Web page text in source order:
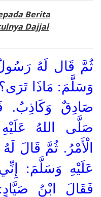
Berita
Dajjal
ثُمَّ قَال لَهُ
وَسَلَّمَ: مَاذَا
صَادِقٌ وَكَاذِبٌ.
صَلَّى اللهُ
الْأَمْرُ. ثُمَّ قَالَ
عَلَيْهِ وَسَلَّمَ:
فَقَالَ ابْنُ